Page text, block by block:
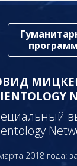
2018 года: